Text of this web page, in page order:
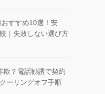
おすすめ10選！安
｜失敗しない選び方
欺？電話勧誘で契約
ーリングオフ手順